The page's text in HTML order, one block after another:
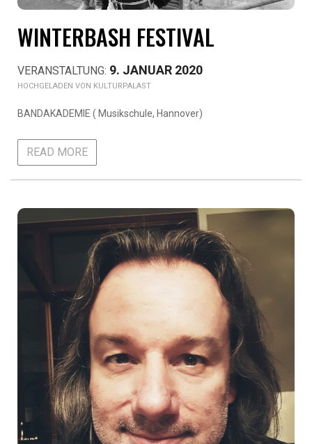
WINTERBASH FESTIVAL
9. JANUAR 2020
KULTURPALAST
BANDAKADEMIE ( Musikschule, Hannover)
READ MORE